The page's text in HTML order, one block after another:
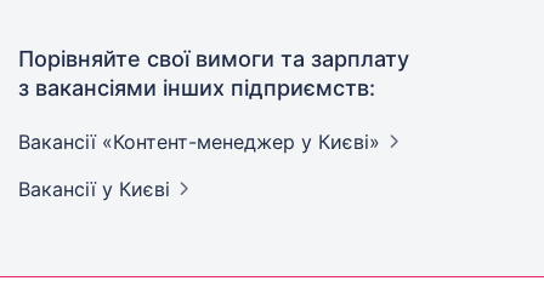
Порівняйте свої вимоги та зарплату
з вакансіями інших підприємств:
Вакансії «Контент-менеджер у Києві»
Вакансії у Києві